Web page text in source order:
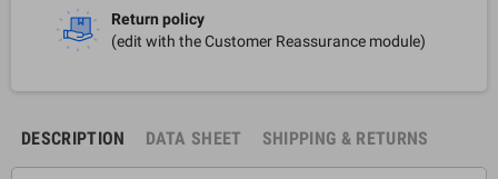
Return policy
(edit with the Customer Reassurance module)
DESCRIPTION DATA SHEET SHIPPING & RETURNS